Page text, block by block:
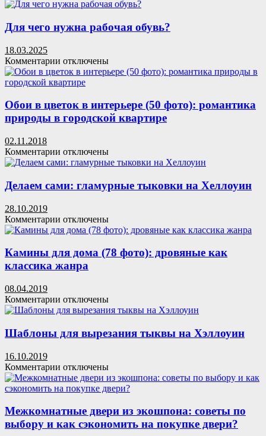
записи
фиброцементные
панели:
и
простой
монтаж
Для чего нужна рабочая обувь?
18.03.2025
Комментарии к
записи
Для
нужна
обувь?
отключены
Обои в цветок в интерьере (50 фото): романтика
природы в городской квартире
02.11.2018
Комментарии к
записи
в
цветок
(50
фото):
природы
в
отключены
Делаем сами: гламурные тыковки на Хеллоуин
28.10.2019
Комментарии к
записи
сами:
гламурные
тыковки
отключены
Камины для дома (78 фото): дровяные как
классика жанра
08.04.2019
Комментарии к
записи
для
дома
дровяные
как
классика
отключены
Шаблоны для вырезания тыквы на Хэллоуин
16.10.2019
Комментарии к
записи
Шаблоны
вырезания
на
отключены
Межкомнатные двери из экошпона: советы по
выбору и как сэкономить на покупке двери?